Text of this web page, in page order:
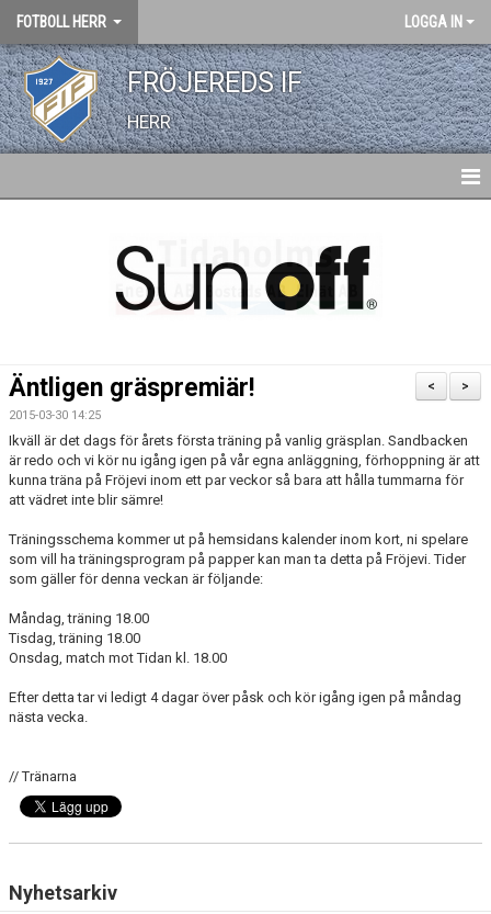
FOTBOLL HERR LOGGA IN
FRÖJEREDS IF
HERR
BILDGALLERI
DOKUMENT
MARATONTABELL MÅL
MARATONTABELL MATCHER
MATCHER
TABELL & RESULTAT A
>
<
Äntligen gräspremiär!
2015-03-30 14:25
Ikväll är det dags för årets första träning på vanlig gräsplan. Sandbacken
är redo och vi kör nu igång igen på vår egna anläggning, förhoppning är att
kunna träna på Fröjevi inom ett par veckor så bara att hålla tummarna för
att vädret inte blir sämre!
Träningsschema kommer ut på hemsidans kalender inom kort, ni spelare
som vill ha träningsprogram på papper kan man ta detta på Fröjevi. Tider
som gäller för denna veckan är följande:
Måndag, träning 18.00
Tisdag, träning 18.00
Onsdag, match mot Tidan kl. 18.00
Efter detta tar vi ledigt 4 dagar över påsk och kör igång igen på måndag
nästa vecka.
// Tränarna
Nyhetsarkiv